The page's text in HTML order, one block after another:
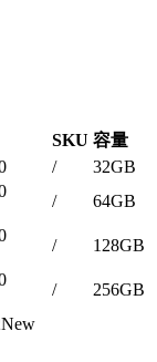
SKU 容量
/
32GB
/
64GB
/
128GB
/
256GB
New